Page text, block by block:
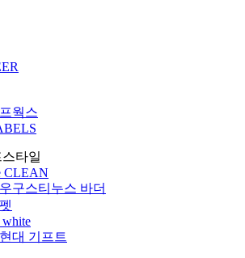
웍스
타일
CLEAN
구스티누스 바더
대 기프트